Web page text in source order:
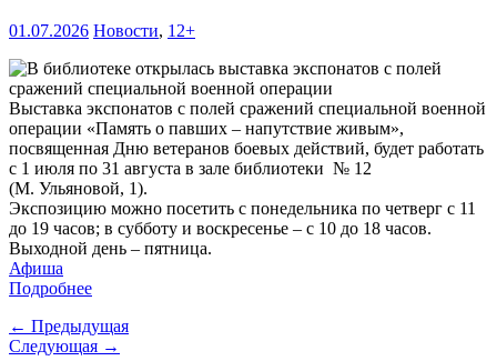
01.07.2026 Новости, 12+
Выставка экспонатов с полей сражений специальной военной
операции «Память о павших – напутствие живым»,
посвященная Дню ветеранов боевых действий, будет работать
с 1 июля по 31 августа в зале библиотеки № 12
(М. Ульяновой, 1).
Экспозицию можно посетить с понедельника по четверг с 11
до 19 часов; в субботу и воскресенье – с 10 до 18 часов.
Выходной день – пятница.
Афиша
Подробнее
← Предыдущая
Следующая →